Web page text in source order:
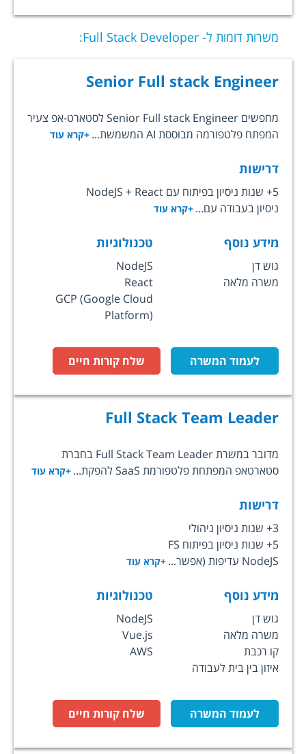
משרות דומות ל- Full Stack Developer
:
Senior Full stack Engineer
מחפשים Senior Full stack Engineer לסטארט-אפ צעיר
המפתח פלטפורמה מבוססת AI המשמשת...
+קרא עוד
דרישות
5+ שנות ניסיון בפיתוח עם NodeJS + React
ניסיון בעבודה עם... +קרא עוד
מידע נוסף
גוש דן
משרה מלאה
טכנולוגיות
NodeJS
React
GCP (Google Cloud
Platform)
לעמוד המשרה שלח קורות חיים
Full Stack Team Leader
מדובר במשרת Full Stack Team Leader בחברת
סטארטאפ המפתחת פלטפורמת SaaS להפקת...
+קרא עוד
דרישות
3+ שנות ניסיון ניהולי
5+ שנות ניסיון בפיתוח FS
NodeJS עדיפות (אפשר...
+קרא עוד
מידע נוסף
גוש דן
משרה מלאה
קו רכבת
איזון בין בית לעבודה
טכנולוגיות
NodeJS
Vue.js
AWS
לעמוד המשרה שלח קורות חיים